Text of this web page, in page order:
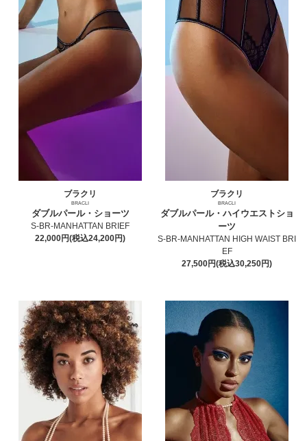
ブラクリ
BRACLI
ダブルパール・ショーツ
S-BR-MANHATTAN BRIEF
22,000円(税込24,200円)
ブラクリ
BRACLI
ダブルパール・ハイウエストショ
ーツ
S-BR-MANHATTAN HIGH WAIST BRI
EF
27,500円(税込30,250円)